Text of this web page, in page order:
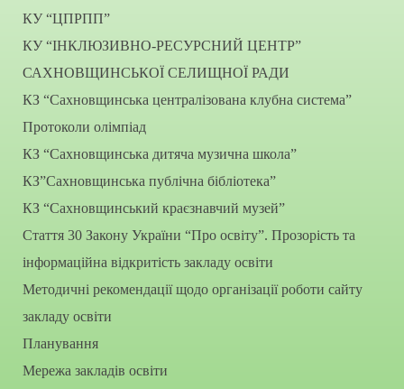
КУ “ЦПРПП”
КУ “ІНКЛЮЗИВНО-РЕСУРСНИЙ ЦЕНТР”
САХНОВЩИНСЬКОЇ СЕЛИЩНОЇ РАДИ
КЗ “Сахновщинська централізована клубна система”
Протоколи олімпіад
КЗ “Сахновщинська дитяча музична школа”
КЗ”Сахновщинська публічна бібліотека”
КЗ “Сахновщинський краєзнавчий музей”
Стаття 30 Закону України “Про освіту”. Прозорість та
інформаційна відкритість закладу освіти
Методичні рекомендації щодо організації роботи сайту
закладу освіти
Планування
Мережа закладів освіти